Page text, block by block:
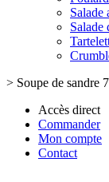
Salade
Salade
> Soupe de sandre
Accès direct
Commander
Mon compte
Contact